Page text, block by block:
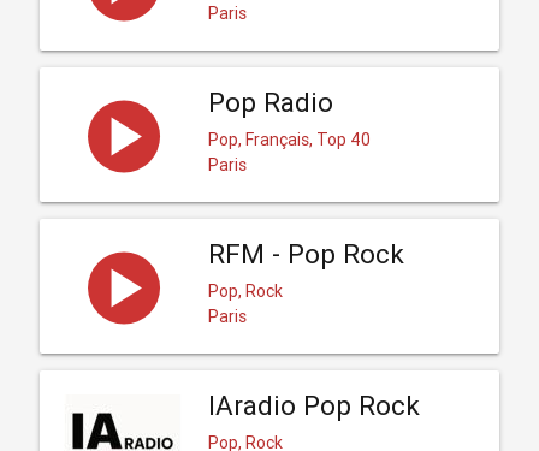
Paris
Pop Radio
Pop, Français, Top 40
Paris
RFM - Pop Rock
Pop, Rock
Paris
IAradio Pop Rock
Pop, Rock